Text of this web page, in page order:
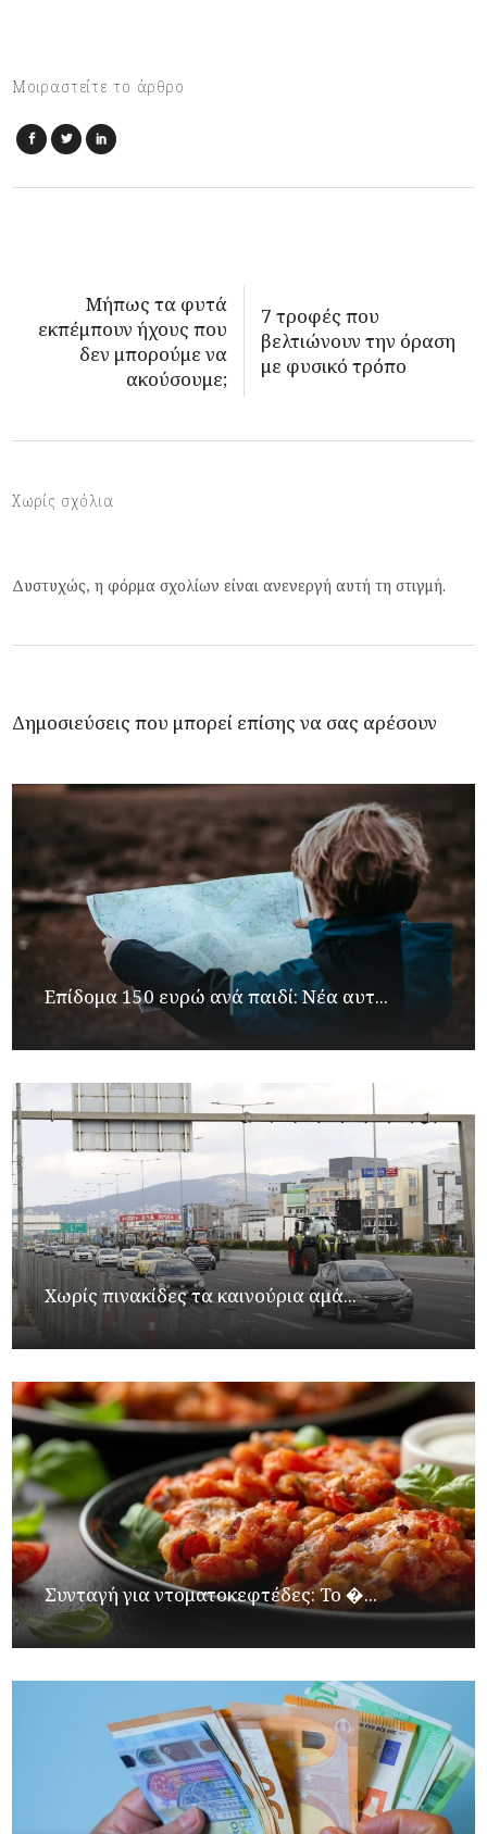
Μοιραστείτε το άρθρο
Μήπως τα φυτά
εκπέμπουν ήχους που
δεν μπορούμε να
ακούσουμε;
7 τροφές που
βελτιώνουν την όραση
με φυσικό τρόπο
Χωρίς σχόλια
Δυστυχώς, η φόρμα σχολίων είναι ανενεργή αυτή τη στιγμή.
Δημοσιεύσεις που μπορεί επίσης να σας αρέσουν
Επίδομα 150 ευρώ ανά παιδί: Νέα αυτ...
Χωρίς πινακίδες τα καινούρια αμά...
Συνταγή για ντοματοκεφτέδες: Το �...